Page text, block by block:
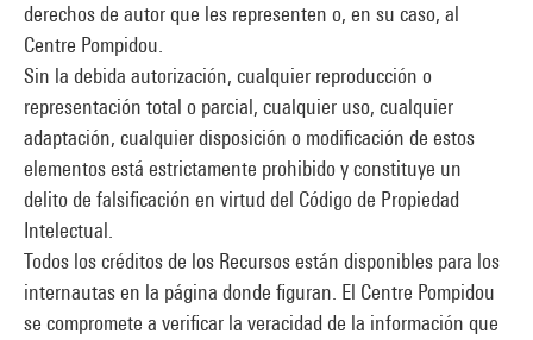
derechos de autor que les representen o, en su caso, al
Centre Pompidou.
Sin la debida autorización, cualquier reproducción o
representación total o parcial, cualquier uso, cualquier
adaptación, cualquier disposición o modificación de estos
elementos está estrictamente prohibido y constituye un
delito de falsificación en virtud del Código de Propiedad
Intelectual.
Todos los créditos de los Recursos están disponibles para los
internautas en la página donde figuran. El Centre Pompidou
se compromete a verificar la veracidad de la información que